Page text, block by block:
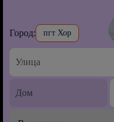
Город: пгт Хор